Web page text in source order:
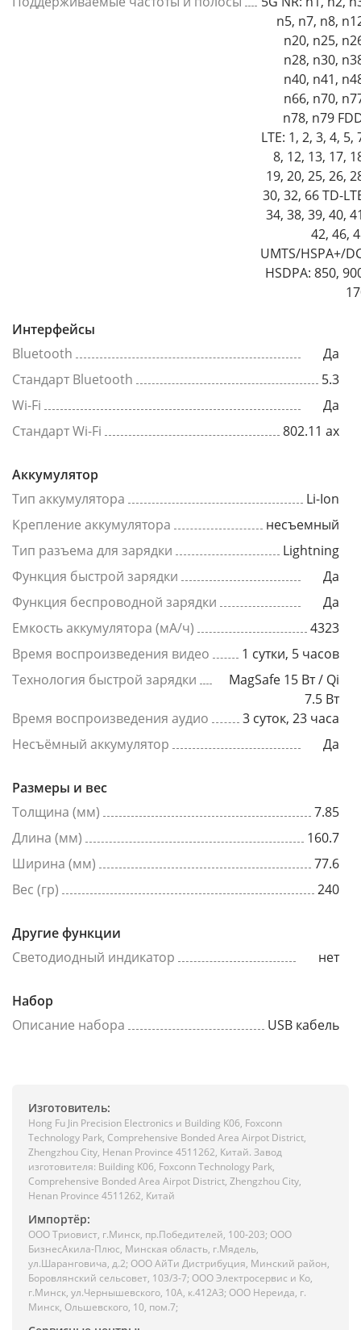
n5, n7, n8,
n20, n25,
n28, n30,
n40, n41,
n66, n70,
n78, n79
LTE: 1, 2, 3, 4, 5,
8, 12, 13, 17,
19, 20, 25, 26,
30, 32, 66 TD-
34, 38, 39, 40,
42, 46,
UMTS/HSPA+/
HSDPA: 850,
Интерфейсы
Bluetooth
Да
Стандарт Bluetooth
5.3
Wi-Fi
Да
Стандарт Wi-Fi
802.11 ax
Аккумулятор
Тип аккумулятора
Li-Ion
Крепление аккумулятора
несъемный
Тип разъема для зарядки
Lightning
Функция быстрой зарядки
Да
Функция беспроводной зарядки
Да
Емкость аккумулятора (мА/ч)
4323
Время воспроизведения видео
1 сутки, 5 часов
Технология быстрой зарядки
MagSafe 15 Вт / Qi
7.5 Вт
Время воспроизведения аудио
3 суток, 23 часа
Несъёмный аккумулятор
Да
Размеры и вес
Толщина (мм)
7.85
Длина (мм)
160.7
Ширина (мм)
77.6
Вес (гр)
240
Другие функции
Светодиодный индикатор
нет
Набор
Описание набора
USB кабель
Изготовитель:
Hong Fu Jin Precision Electronics и Building K06, Foxconn
Technology Park, Comprehensive Bonded Area Airpot District,
Zhengzhou City, Henan Province 4511262, Китай. Завод
изготовителя: Building K06, Foxconn Technology Park,
Comprehensive Bonded Area Airpot District, Zhengzhou City,
Henan Province 4511262, Китай
Импортёр:
ООО Триовист, г.Минск, пр.Победителей, 100-203; ООО
БизнесАкила-Плюс, Минская область, г.Мядель,
ул.Шаранговича, д.2; ООО АйТи Дистрибуция, Минский район,
Боровлянский сельсовет, 103/3-7; ООО Электросервис и Ко,
г.Минск, ул.Чернышевского, 10А, к.412АЗ; ООО Нереида, г.
Минск, Ольшевского, 10, пом.7;